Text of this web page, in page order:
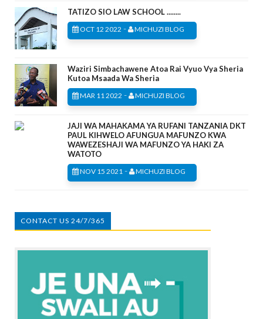
TATIZO SIO LAW SCHOOL ........
OCT 12 2022 - MICHUZI BLOG
Waziri Simbachawene Atoa Rai Vyuo Vya Sheria
Kutoa Msaada Wa Sheria
MAR 11 2022 - MICHUZI BLOG
JAJI WA MAHAKAMA YA RUFANI TANZANIA DKT
PAUL KIHWELO AFUNGUA MAFUNZO KWA
WAWEZESHAJI WA MAFUNZO YA HAKI ZA
WATOTO
NOV 15 2021 - MICHUZI BLOG
CONTACT US 24/7/365